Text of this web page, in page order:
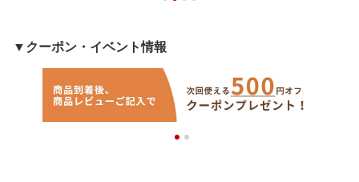
▼クーポン・イベント情報